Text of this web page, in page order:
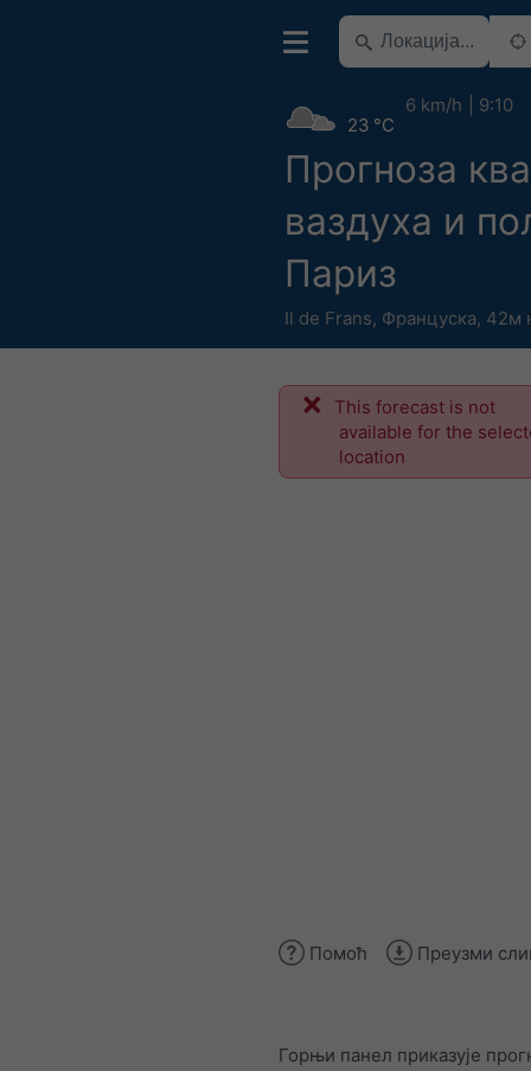
Прогноза
ваздуха и
Париз
Il de Frans, Француска, 42м
23 °C
6 km/h 9:10
This forecast is not
available for the
location
Помоћ Преузми
Горњи панел приказује